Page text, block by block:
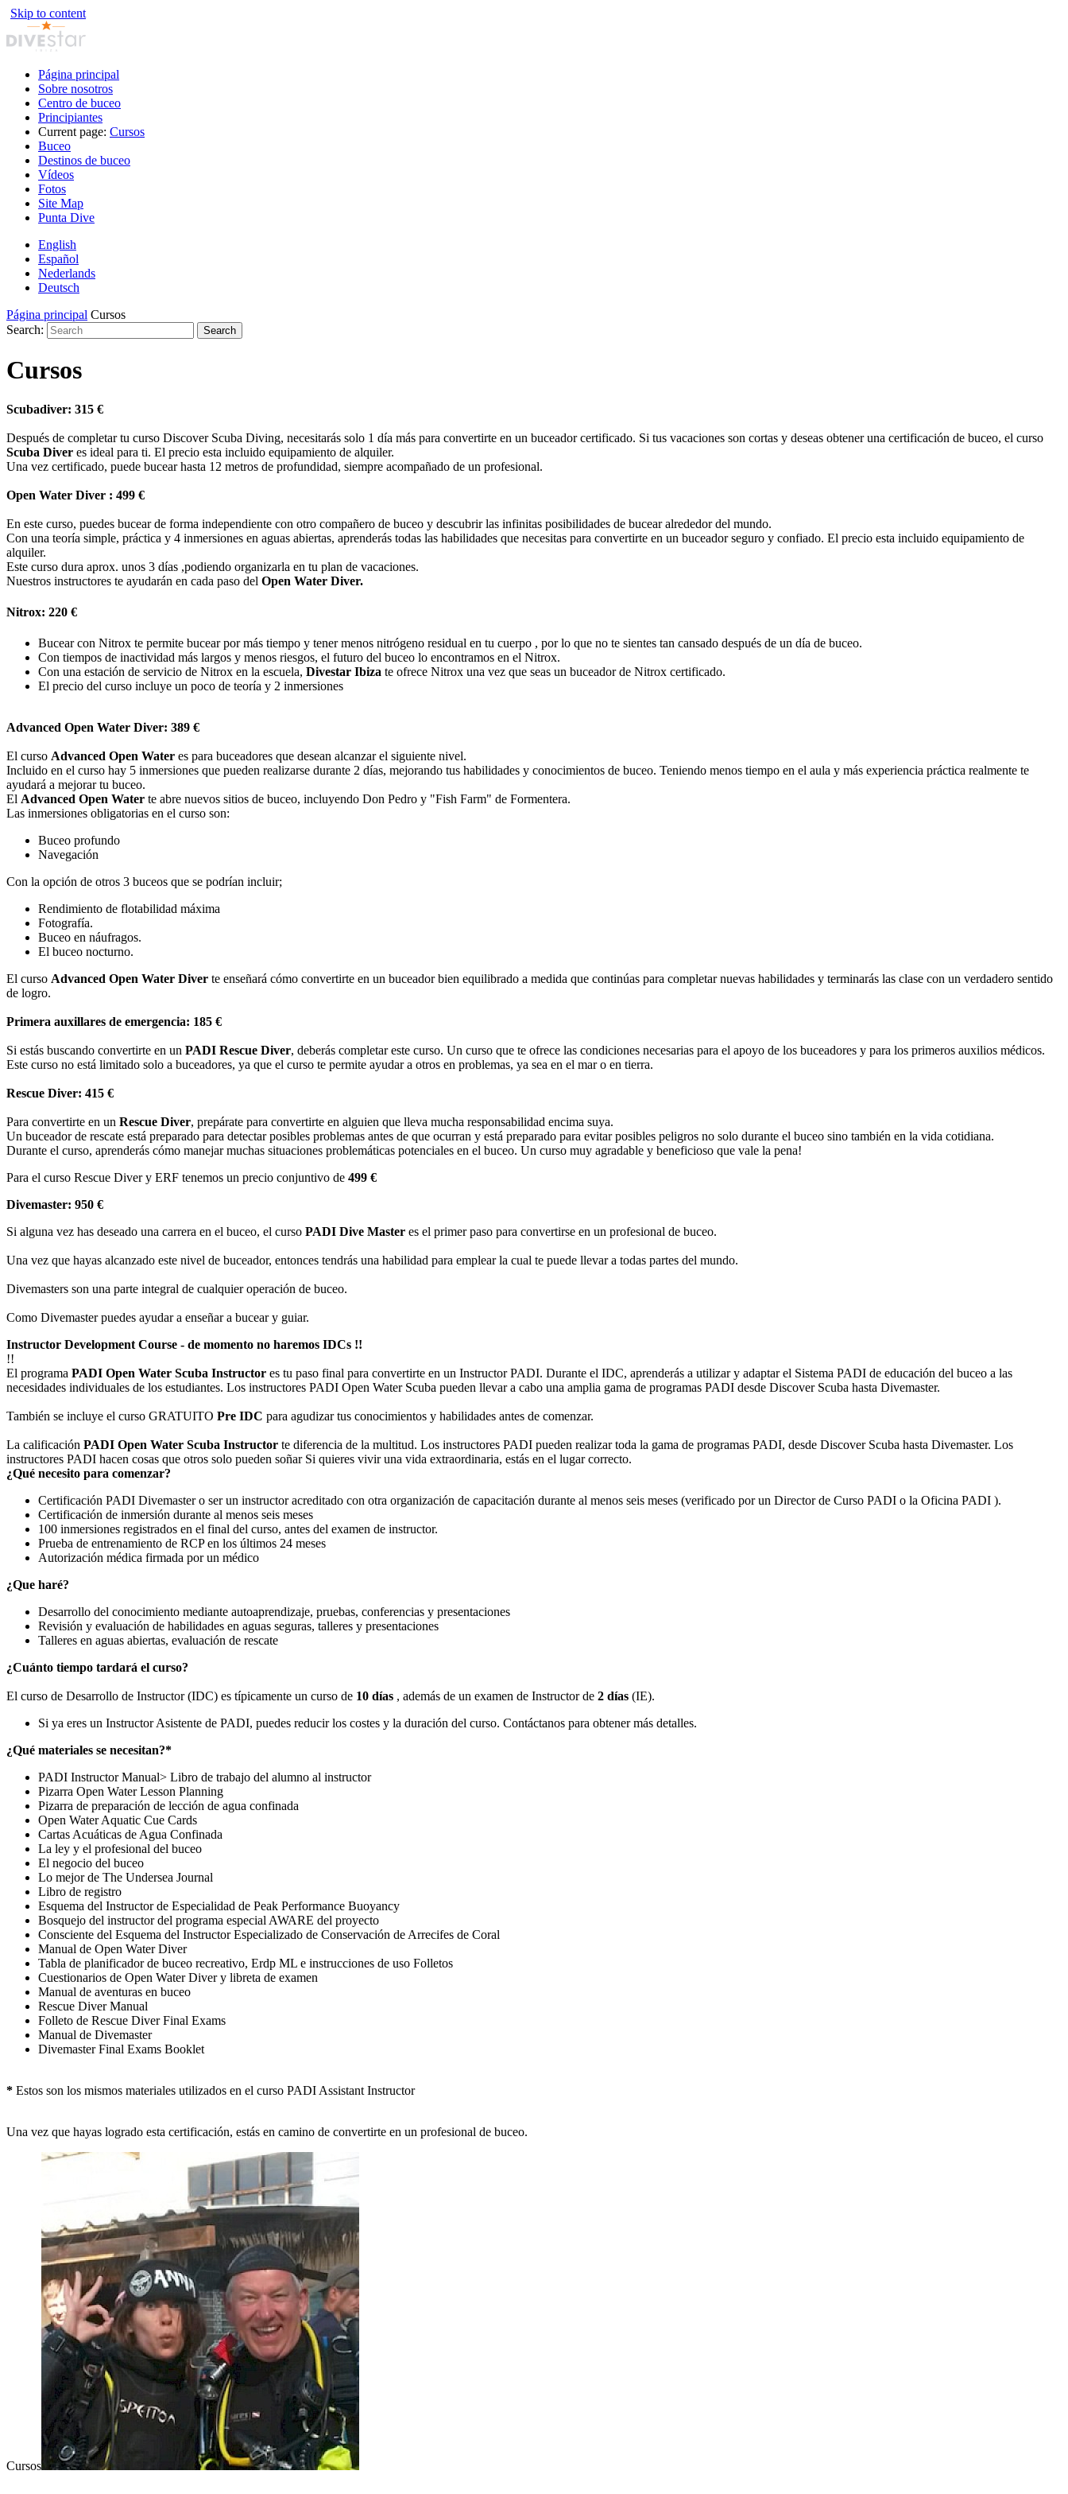
Skip to content
Página principal
Sobre nosotros
Centro de buceo
Principiantes
Current page: Cursos
Buceo
Destinos de buceo
Vídeos
Fotos
Site Map
Punta Dive
English
Español
Nederlands
Deutsch
Página principal Cursos
Search:
Search
Cursos
Scubadiver: 315 €
Después de completar tu curso Discover Scuba Diving, necesitarás solo 1 día más para convertirte en un buceador certificado. Si tus vacaciones son cortas y deseas obtener una certificación de buceo, el curso
Scuba Diver es ideal para ti. El precio esta incluido equipamiento de alquiler.
Una vez certificado, puede bucear hasta 12 metros de profundidad, siempre acompañado de un profesional.
Open Water Diver : 499 €
En este curso, puedes bucear de forma independiente con otro compañero de buceo y descubrir las infinitas posibilidades de bucear alrededor del mundo.
Con una teoría simple, práctica y 4 inmersiones en aguas abiertas, aprenderás todas las habilidades que necesitas para convertirte en un buceador seguro y confiado. El precio esta incluido equipamiento de
alquiler.
Este curso dura aprox. unos 3 días ,podiendo organizarla en tu plan de vacaciones.
Nuestros instructores te ayudarán en cada paso del Open Water Diver.
Nitrox: 220 €
Bucear con Nitrox te permite bucear por más tiempo y tener menos nitrógeno residual en tu cuerpo , por lo que no te sientes tan cansado después de un día de buceo.
Con tiempos de inactividad más largos y menos riesgos, el futuro del buceo lo encontramos en el Nitrox.
Con una estación de servicio de Nitrox en la escuela, Divestar Ibiza te ofrece Nitrox una vez que seas un buceador de Nitrox certificado.
El precio del curso incluye un poco de teoría y 2 inmersiones
Advanced Open Water Diver: 389 €
El curso Advanced Open Water es para buceadores que desean alcanzar el siguiente nivel.
Incluido en el curso hay 5 inmersiones que pueden realizarse durante 2 días, mejorando tus habilidades y conocimientos de buceo. Teniendo menos tiempo en el aula y más experiencia práctica realmente te
ayudará a mejorar tu buceo.
El Advanced Open Water te abre nuevos sitios de buceo, incluyendo Don Pedro y "Fish Farm" de Formentera.
Las inmersiones obligatorias en el curso son:
Buceo profundo
Navegación
Con la opción de otros 3 buceos que se podrían incluir;
Rendimiento de flotabilidad máxima
Fotografía.
Buceo en náufragos.
El buceo nocturno.
El curso Advanced Open Water Diver te enseñará cómo convertirte en un buceador bien equilibrado a medida que continúas para completar nuevas habilidades y terminarás las clase con un verdadero sentido
de logro.
Primera auxillares de emergencia: 185 €
Si estás buscando convertirte en un PADI Rescue Diver, deberás completar este curso. Un curso que te ofrece las condiciones necesarias para el apoyo de los buceadores y para los primeros auxilios médicos.
Este curso no está limitado solo a buceadores, ya que el curso te permite ayudar a otros en problemas, ya sea en el mar o en tierra.
Rescue Diver: 415 €
Para convertirte en un Rescue Diver, prepárate para convertirte en alguien que lleva mucha responsabilidad encima suya.
Un buceador de rescate está preparado para detectar posibles problemas antes de que ocurran y está preparado para evitar posibles peligros no solo durante el buceo sino también en la vida cotidiana.
Durante el curso, aprenderás cómo manejar muchas situaciones problemáticas potenciales en el buceo. Un curso muy agradable y beneficioso que vale la pena!
Para el curso Rescue Diver y ERF tenemos un precio conjuntivo de 499 €
Divemaster: 950 €
Si alguna vez has deseado una carrera en el buceo, el curso PADI Dive Master es el primer paso para convertirse en un profesional de buceo.
Una vez que hayas alcanzado este nivel de buceador, entonces tendrás una habilidad para emplear la cual te puede llevar a todas partes del mundo.
Divemasters son una parte integral de cualquier operación de buceo.
Como Divemaster puedes ayudar a enseñar a bucear y guiar.
Instructor Development Course - de momento no haremos IDCs !!
!!
El programa PADI Open Water Scuba Instructor es tu paso final para convertirte en un Instructor PADI. Durante el IDC, aprenderás a utilizar y adaptar el Sistema PADI de educación del buceo a las
necesidades individuales de los estudiantes. Los instructores PADI Open Water Scuba pueden llevar a cabo una amplia gama de programas PADI desde Discover Scuba hasta Divemaster.
También se incluye el curso GRATUITO Pre IDC para agudizar tus conocimientos y habilidades antes de comenzar.
La calificación PADI Open Water Scuba Instructor te diferencia de la multitud. Los instructores PADI pueden realizar toda la gama de programas PADI, desde Discover Scuba hasta Divemaster. Los
instructores PADI hacen cosas que otros solo pueden soñar Si quieres vivir una vida extraordinaria, estás en el lugar correcto.
¿Qué necesito para comenzar?
Certificación PADI Divemaster o ser un instructor acreditado con otra organización de capacitación durante al menos seis meses (verificado por un Director de Curso PADI o la Oficina PADI ).
Certificación de inmersión durante al menos seis meses
100 inmersiones registrados en el final del curso, antes del examen de instructor.
Prueba de entrenamiento de RCP en los últimos 24 meses
Autorización médica firmada por un médico
¿Que haré?
Desarrollo del conocimiento mediante autoaprendizaje, pruebas, conferencias y presentaciones
Revisión y evaluación de habilidades en aguas seguras, talleres y presentaciones
Talleres en aguas abiertas, evaluación de rescate
¿Cuánto tiempo tardará el curso?
El curso de Desarrollo de Instructor (IDC) es típicamente un curso de 10 días , además de un examen de Instructor de 2 días (IE).
Si ya eres un Instructor Asistente de PADI, puedes reducir los costes y la duración del curso. Contáctanos para obtener más detalles.
¿Qué materiales se necesitan?*
PADI Instructor Manual> Libro de trabajo del alumno al instructor
Pizarra Open Water Lesson Planning
Pizarra de preparación de lección de agua confinada
Open Water Aquatic Cue Cards
Cartas Acuáticas de Agua Confinada
La ley y el profesional del buceo
El negocio del buceo
Lo mejor de The Undersea Journal
Libro de registro
Esquema del Instructor de Especialidad de Peak Performance Buoyancy
Bosquejo del instructor del programa especial AWARE del proyecto
Consciente del Esquema del Instructor Especializado de Conservación de Arrecifes de Coral
Manual de Open Water Diver
Tabla de planificador de buceo recreativo, Erdp ML e instrucciones de uso Folletos
Cuestionarios de Open Water Diver y libreta de examen
Manual de aventuras en buceo
Rescue Diver Manual
Folleto de Rescue Diver Final Exams
Manual de Divemaster
Divemaster Final Exams Booklet
* Estos son los mismos materiales utilizados en el curso PADI Assistant Instructor
Una vez que hayas logrado esta certificación, estás en camino de convertirte en un profesional de buceo.
Cursos